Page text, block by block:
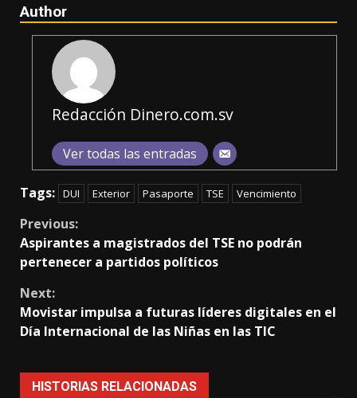
Author
Redacción Dinero.com.sv
Ver todas las entradas
Tags: DUI Exterior Pasaporte TSE Vencimiento
Continue
Reading
Previous:
Aspirantes a magistrados del TSE no podrán
pertenecer a partidos políticos
Next:
Movistar impulsa a futuras líderes digitales en el
Día Internacional de las Niñas en las TIC
HISTORIAS RELACIONADAS